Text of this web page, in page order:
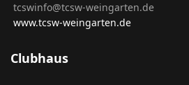
tcswinfo@tcsw-weingarten.de
www.tcsw-weingarten.de
Clubhaus